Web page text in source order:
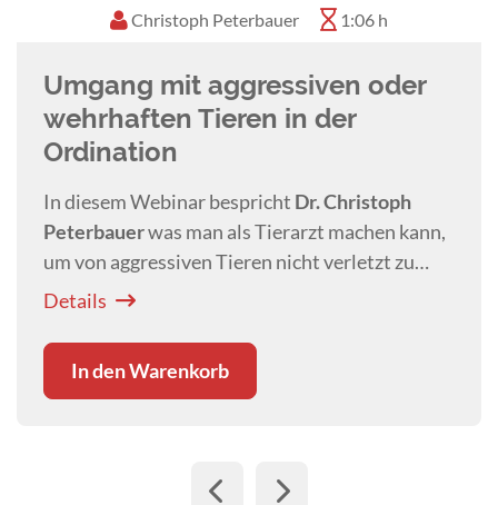
Veterinärverhaltensmedizin aufbaut. Zu ihren
Zusammenhang zwischen körperlichen und
Verhaltensstörungen sowie die
Psychopharmakologie.
Christoph Peterbauer 1:06 h
Umgang mit aggressiven oder
wehrhaften Tieren in der
Ordination
In diesem Webinar bespricht Dr. Christoph
Peterbauerwas man als Tierarzt machen kann,
um von aggressiven Tieren nicht verletzt zu
werden bzw. dem Tier in stressigen Situationen
und auch anderen Methoden.
Details
In den Warenkorb